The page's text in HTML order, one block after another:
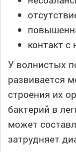
контакт
У волнистых
развивается
строения их
бактерий в
может
затрудняет